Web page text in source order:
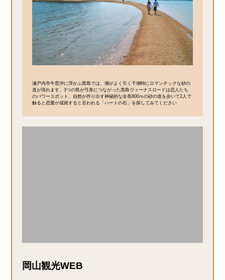
瀬戸内市牛窓沖に浮かぶ黒島では、潮がよく引く干潮時にロマンチックな砂の
道が現れます。3つの島が弓形につながった黒島ヴィーナスロードは恋人たち
のパワースポット。自然が作り出す神秘的な全長800ｍの砂の道を歩いて2人で
触ると恋愛が成就すると言われる「ハートの石」を探してみてください
岡山観光WEB